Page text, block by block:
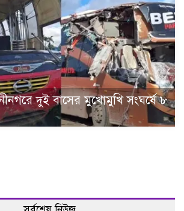
দুই বাসের মুখোমুখি সংঘর্ষে ৮